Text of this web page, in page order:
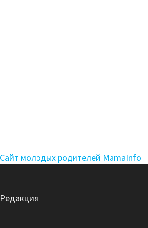
Сайт молодых родителей MamaInfo
Редакция